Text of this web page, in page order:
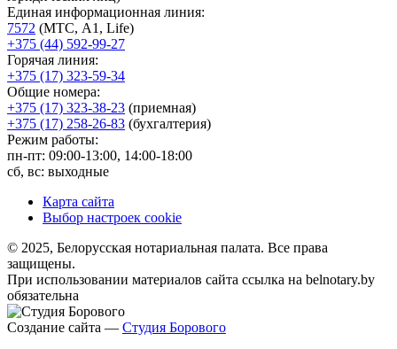
Единая информационная линия:
7572 (МТС, A1, Life)
+375 (44) 592-99-27
Горячая линия:
+375 (17) 323-59-34
Общие номера:
+375 (17) 323-38-23 (приемная)
+375 (17) 258-26-83 (бухгалтерия)
Режим работы:
пн-пт: 09:00-13:00, 14:00-18:00
сб, вс: выходные
Карта сайта
Выбор настроек cookie
© 2025, Белорусская нотариальная палата. Все права
защищены.
При использовании материалов сайта ссылка на belnotary.by
обязательна
Создание сайта — Студия Борового